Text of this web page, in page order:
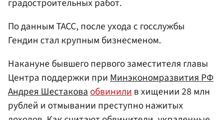
градостроительных работ.
По данным ТАСС, после ухода с госслужбы
Гендин стал крупным бизнесменом.
Накануне бывшего первого заместителя главы
Центра поддержки приМинэкономразвития РФ
Андрея Шестаковаобвинилив хищении 28 млн
рублей и отмывании преступно нажитых